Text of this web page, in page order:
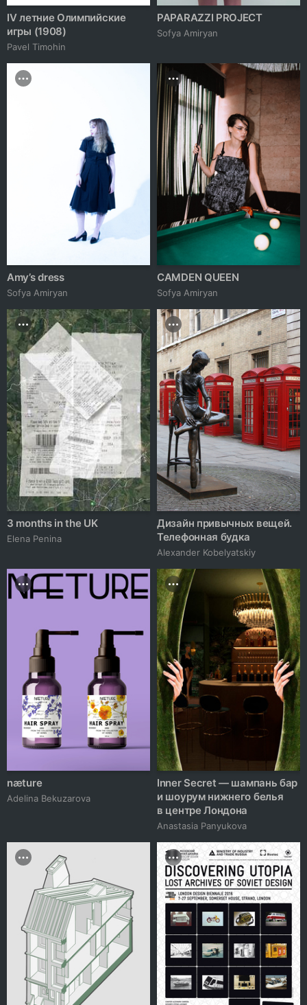
IV летние Олимпийские
игры (1908)
Pavel Timohin
PAPARAZZI PROJECT
Sofya Amiryan
Amy’s dress
Sofya Amiryan
CAMDEN QUEEN
Sofya Amiryan
3 months in the UK
Elena Penina
Дизайн привычных вещей.
Телефонная будка
Alexander Kobelyatskiy
næture
Adelina Bekuzarova
Inner Secret — шампань бар
и шоурум нижнего белья
в центре Лондона
Anastasia Panyukova